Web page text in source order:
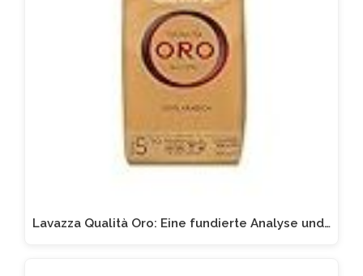
Lavazza Qualità Oro: Eine fundierte Analyse und…